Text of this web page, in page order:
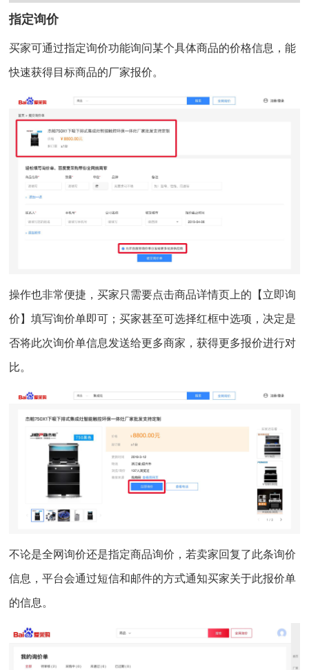
指定询价
买家可通过指定询价功能询问某个具体商品的价格信息，能
快速获得目标商品的厂家报价。
操作也非常便捷，买家只需要点击商品详情页上的【立即询
价】填写询价单即可；买家甚至可选择红框中选项，决定是
否将此次询价单信息发送给更多商家，获得更多报价进行对
比。
不论是全网询价还是指定商品询价，若卖家回复了此条询价
信息，平台会通过短信和邮件的方式通知买家关于此报价单
的信息。